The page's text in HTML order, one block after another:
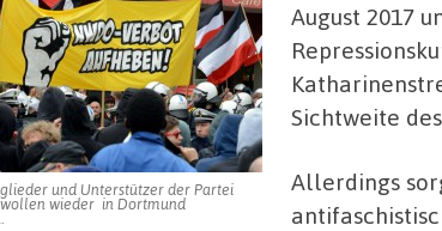
und Unterstützer der Partei
wollen wieder in Dortmund
August 2017
Sichtweite
Allerdings